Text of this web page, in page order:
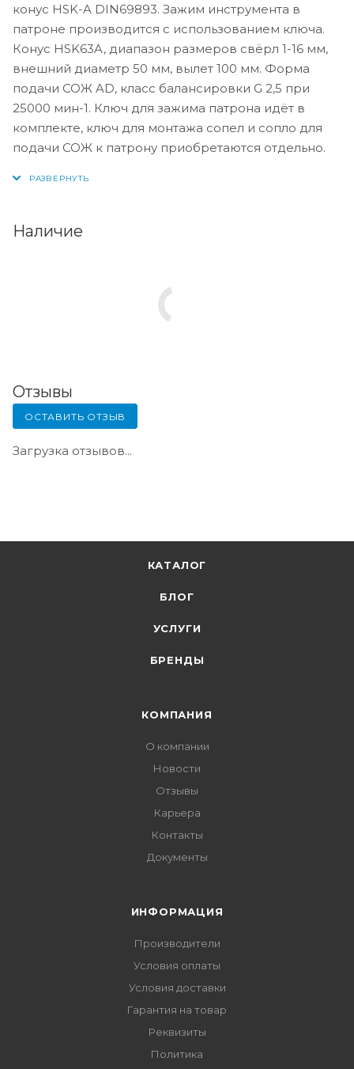
конус HSK-A DIN69893. Зажим инструмента в
патроне производится с использованием ключа.
Конус HSK63A, диапазон размеров свёрл 1-16 мм,
внешний диаметр 50 мм, вылет 100 мм. Форма
подачи СОЖ AD, класс балансировки G 2,5 при
25000 мин-1. Ключ для зажима патрона идёт в
комплекте, ключ для монтажа сопел и сопло для
подачи СОЖ к патрону приобретаются отдельно.
Наличие
Отзывы
ОСТАВИТЬ ОТЗЫВ
Загрузка отзывов...
КАТАЛОГ
БЛОГ
УСЛУГИ
БРЕНДЫ
КОМПАНИЯ
О компании
Новости
Отзывы
Карьера
Контакты
Документы
ИНФОРМАЦИЯ
Производители
Условия оплаты
Условия доставки
Гарантия на товар
Реквизиты
Политика